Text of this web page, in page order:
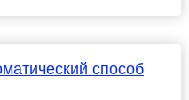
способ